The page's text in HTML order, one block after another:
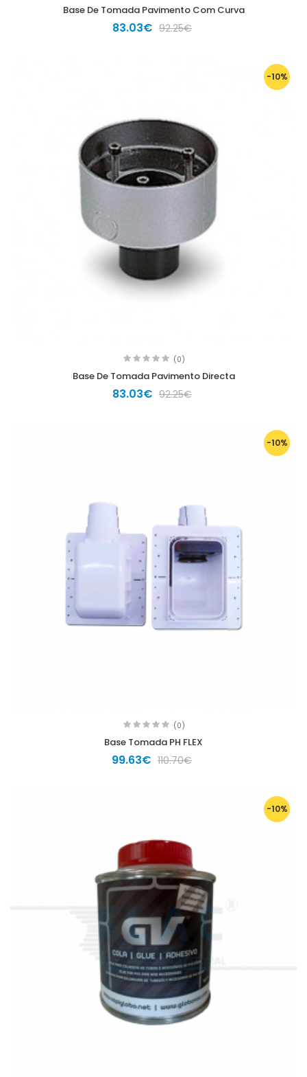
Base De Tomada Pavimento Com Curva
83.03€ 92.25€
-10%
(0)
Base De Tomada Pavimento Directa
83.03€ 92.25€
-10%
(0)
Base Tomada PH FLEX
99.63€ 110.70€
-10%